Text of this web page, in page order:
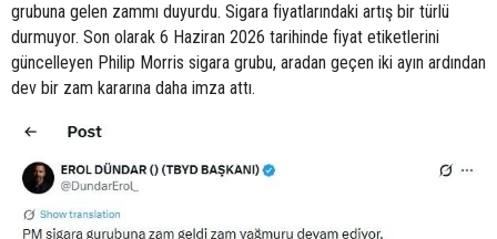
grubuna gelen zammı duyurdu. Sigara fiyatlarındaki artış bir türlü
durmuyor. Son olarak 6 Haziran 2026 tarihinde fiyat etiketlerini
güncelleyen Philip Morris sigara grubu, aradan geçen iki ayın ardından
dev bir zam kararına daha imza attı.